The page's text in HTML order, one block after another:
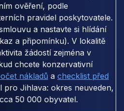
ověření, podle
pravidel poskytovatele.
a nastavte si hlídání
a připomínku). V lokalitě
žádostí zejména v
chcete konzervativní
nákladů a checklist před
pro Jihlava: okres neuveden,
50 000 obyvatel.